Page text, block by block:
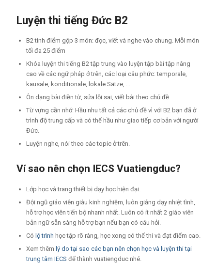
Luyện thi tiếng Đức B2
B2 tính điểm gộp 3 môn: đọc, viết và nghe vào chung. Mỗi môn
tối đa 25 điểm
Khóa luyện thi tiếng B2 tập trung vào luyện tập bài tập nâng
cao về các ngữ pháp ở trên, các loại câu phức: temporale,
kausale, konditionale, lokale Sätze, …
Ôn dạng bài điền từ, sửa lỗi sai, viết bài theo chủ đề
Từ vựng cần nhớ: Hầu nhu tất cả các chủ đề vì với B2 bạn đã ở
trình độ trung cấp và có thể hầu như giao tiếp cơ bản với người
Đức.
Luyện nghe, nói theo các topic ở trên.
Ví sao nên chọn IECS Vuatiengduc?
Lớp học và trang thiết bị dạy học hiện đại.
Đội ngũ giáo viên giàu kinh nghiệm, luôn giảng dạy nhiệt tình,
hỗ trợ học viên tiến bộ nhanh nhất. Luôn có ít nhất 2 giáo viên
bản ngữ sẵn sàng hỗ trợ bạn nếu bạn có câu hỏi.
Có lộ trình học tập rõ ràng, học xong có thể thi và đạt điểm cao.
Xem thêm lý do tại sao các bạn nên chọn học và luyện thi tại
trung tâm IECS để thành vuatiengduc nhé.